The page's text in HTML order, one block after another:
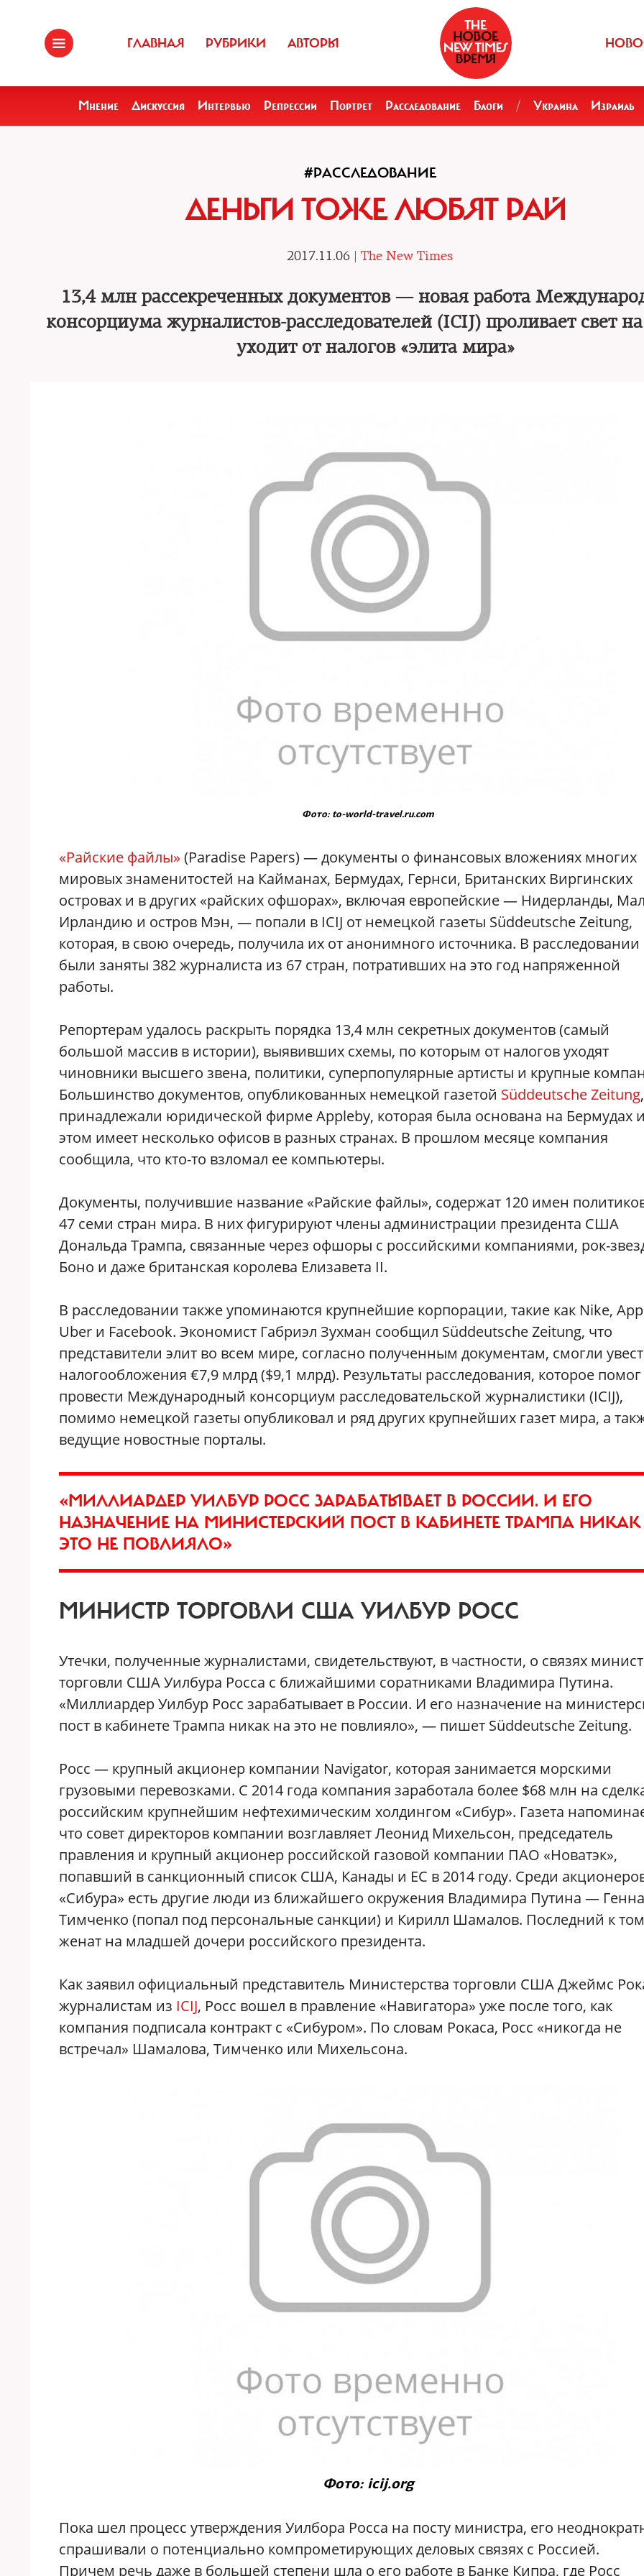
ГЛАВНАЯ РУБРИКИ АВТОРЫ
Мнение Дискуссия Интервью Репрессии Портрет Расследование Блоги / Украина Израиль
#РАССЛЕДОВАНИЕ
ДЕНЬГИ ТОЖЕ ЛЮБЯТ РАЙ
2017.11.06 | The New Times
13,4 млн рассекреченных документов — новая работа
консорциума журналистов-расследователей (ICIJ) проливает свет
уходит от налогов «элита мира»
Фото: to-world-travel.ru.com
«Райские файлы» (Paradise Papers) — документы о финансовых вложениях многих
мировых знаменитостей на Кайманах, Бермудах, Гернси, Британских Виргинских
островах и в других «райских офшорах», включая европейские — Нидерланды,
Ирландию и остров Мэн, — попали в ICIJ от немецкой газеты Süddeutsche Zeitung,
которая, в свою очередь, получила их от анонимного источника. В расследовании
были заняты 382 журналиста из 67 стран, потративших на это год напряженной
работы.
Репортерам удалось раскрыть порядка 13,4 млн секретных документов (самый
большой массив в истории), выявивших схемы, по которым от налогов уходят
чиновники высшего звена, политики, суперпопулярные артисты и крупные
Большинство документов, опубликованных немецкой газетой Süddeutsche Zeitung,
принадлежали юридической фирме Appleby, которая была основана на Бермудах
этом имеет несколько офисов в разных странах. В прошлом месяце компания
сообщила, что кто-то взломал ее компьютеры.
Документы, получившие название «Райские файлы», содержат 120 имен
47 семи стран мира. В них фигурируют члены администрации президента США
Дональда Трампа, связанные через офшоры с российскими компаниями, рок-
Боно и даже британская королева Елизавета II.
В расследовании также упоминаются крупнейшие корпорации, такие как Nike,
Uber и Facebook. Экономист Габриэл Зухман сообщил Süddeutsche Zeitung, что
представители элит во всем мире, согласно полученным документам, смогли
налогообложения €7,9 млрд ($9,1 млрд). Результаты расследования, которое помог
провести Международный консорциум расследовательской журналистики (ICIJ),
помимо немецкой газеты опубликовал и ряд других крупнейших газет мира, а
ведущие новостные порталы.
«МИЛЛИАРДЕР УИЛБУР РОСС ЗАРАБАТЫВАЕТ В РОССИИ. И ЕГО
НАЗНАЧЕНИЕ НА МИНИСТЕРСКИЙ ПОСТ В КАБИНЕТЕ ТРАМПА
ЭТО НЕ ПОВЛИЯЛО»
МИНИСТР ТОРГОВЛИ США УИЛБУР РОСС
Утечки, полученные журналистами, свидетельствуют, в частности, о связях
торговли США Уилбура Росса с ближайшими соратниками Владимира Путина.
«Миллиардер Уилбур Росс зарабатывает в России. И его назначение на
пост в кабинете Трампа никак на это не повлияло», — пишет Süddeutsche Zeitung.
Росс — крупный акционер компании Navigator, которая занимается морскими
грузовыми перевозками. С 2014 года компания заработала более $68 млн на
российским крупнейшим нефтехимическим холдингом «Сибур». Газета
что совет директоров компании возглавляет Леонид Михельсон, председатель
правления и крупный акционер российской газовой компании ПАО «Новатэк»,
попавший в санкционный список США, Канады и ЕС в 2014 году. Среди
«Сибура» есть другие люди из ближайшего окружения Владимира Путина —
Тимченко (попал под персональные санкции) и Кирилл Шамалов. Последний к
женат на младшей дочери российского президента.
Как заявил официальный представитель Министерства торговли США Джеймс
журналистам из ICIJ, Росс вошел в правление «Навигатора» уже после того, как
компания подписала контракт с «Сибуром». По словам Рокаса, Росс «никогда не
встречал» Шамалова, Тимченко или Михельсона.
Фото: icij.org
Пока шел процесс утверждения Уилбора Росса на посту министра, его
спрашивали о потенциально компрометирующих деловых связях с Россией.
Причем речь даже в большей степени шла о его работе в Банке Кипра, где Росс